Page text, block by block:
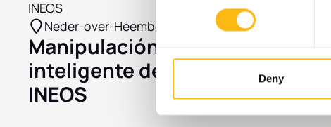
Deny
Neder-over-Heembeek, Bélgica
Manipulación más
inteligente de paquetes en
INEOS